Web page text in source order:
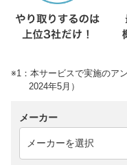
※1：本サービスで実施のア
2024年5月）
メーカー